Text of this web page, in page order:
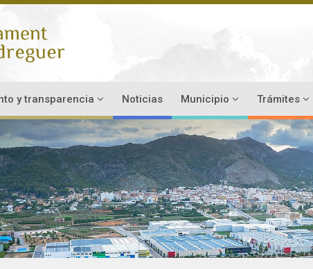
y transparencia Noticias Municipio Trámites